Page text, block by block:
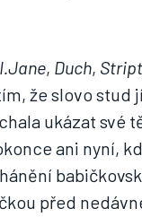
, Duch,
že slovo stud
ukázat své
ani nyní,
před